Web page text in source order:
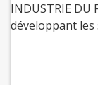
INDUSTRIE DU
développant